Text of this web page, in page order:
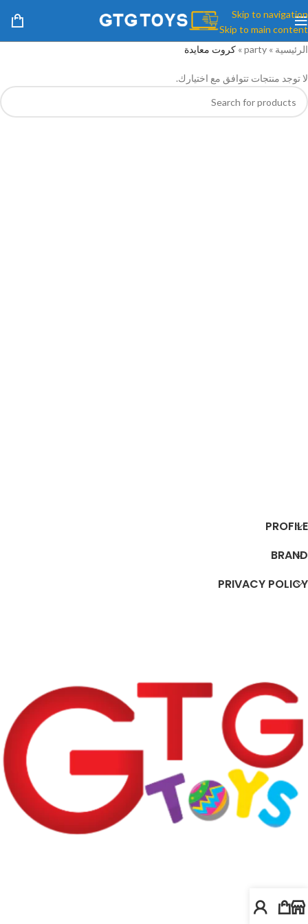
Skip to navigation
Skip to main content
الرئيسية »
party
» كروت معايدة
لا توجد منتجات تتوافق مع اختيارك.
PROFILE
BRAND
PRIVACY POLICY